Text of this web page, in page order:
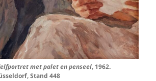
met palet en penseel, 1962.
Stand 448